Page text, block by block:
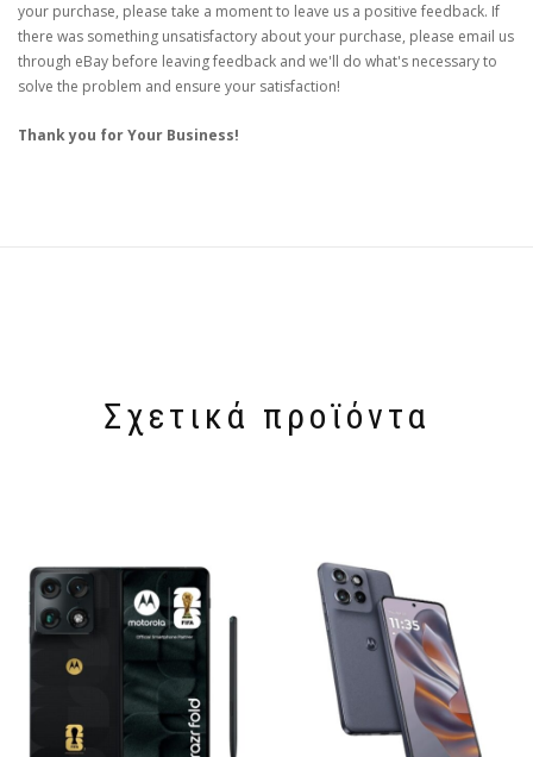
your purchase, please take a moment to leave us a positive feedback. If
there was something unsatisfactory about your purchase, please email us
through eBay before leaving feedback and we'll do what's necessary to
solve the problem and ensure your satisfaction!
Thank you for Your Business!
Σχετικά προϊόντα